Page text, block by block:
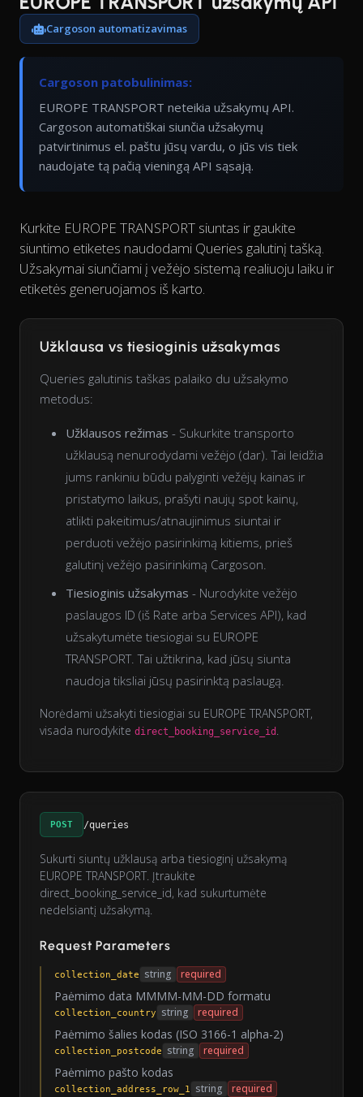
Cargoson automatizavimas
Cargoson patobulinimas:
EUROPE TRANSPORT neteikia užsakymų API.
Cargoson automatiškai siunčia užsakymų
patvirtinimus el. paštu jūsų vardu, o jūs vis tiek
naudojate tą pačią vieningą API sąsają.
Kurkite EUROPE TRANSPORT siuntas ir gaukite
siuntimo etiketes naudodami Queries galutinį tašką.
Užsakymai siunčiami į vežėjo sistemą realiuoju laiku ir
etiketės generuojamos iš karto.
Užklausa vs tiesioginis užsakymas
Queries galutinis taškas palaiko du užsakymo
metodus:
Užklausos režimas - Sukurkite transporto
užklausą nenurodydami vežėjo (dar). Tai leidžia
jums rankiniu būdu palyginti vežėjų kainas ir
pristatymo laikus, prašyti naujų spot kainų,
atlikti pakeitimus/atnaujinimus siuntai ir
perduoti vežėjo pasirinkimą kitiems, prieš
galutinį vežėjo pasirinkimą Cargoson.
Tiesioginis užsakymas - Nurodykite vežėjo
paslaugos ID (iš Rate arba Services API), kad
užsakytumėte tiesiogiai su EUROPE
TRANSPORT. Tai užtikrina, kad jūsų siunta
naudoja tiksliai jūsų pasirinktą paslaugą.
Norėdami užsakyti tiesiogiai su EUROPE TRANSPORT,
visada nurodykite direct_booking_service_id .
POST /queries
Sukurti siuntų užklausą arba tiesioginį užsakymą
EUROPE TRANSPORT. Įtraukite
direct_booking_service_id, kad sukurtumėte
nedelsiantį užsakymą.
Request Parameters
collection_date string required
Paėmimo data MMMM-MM-DD formatu
collection_country string required
Paėmimo šalies kodas (ISO 3166-1 alpha-2)
collection_postcode string required
Paėmimo pašto kodas
collection_address_row_1 string required